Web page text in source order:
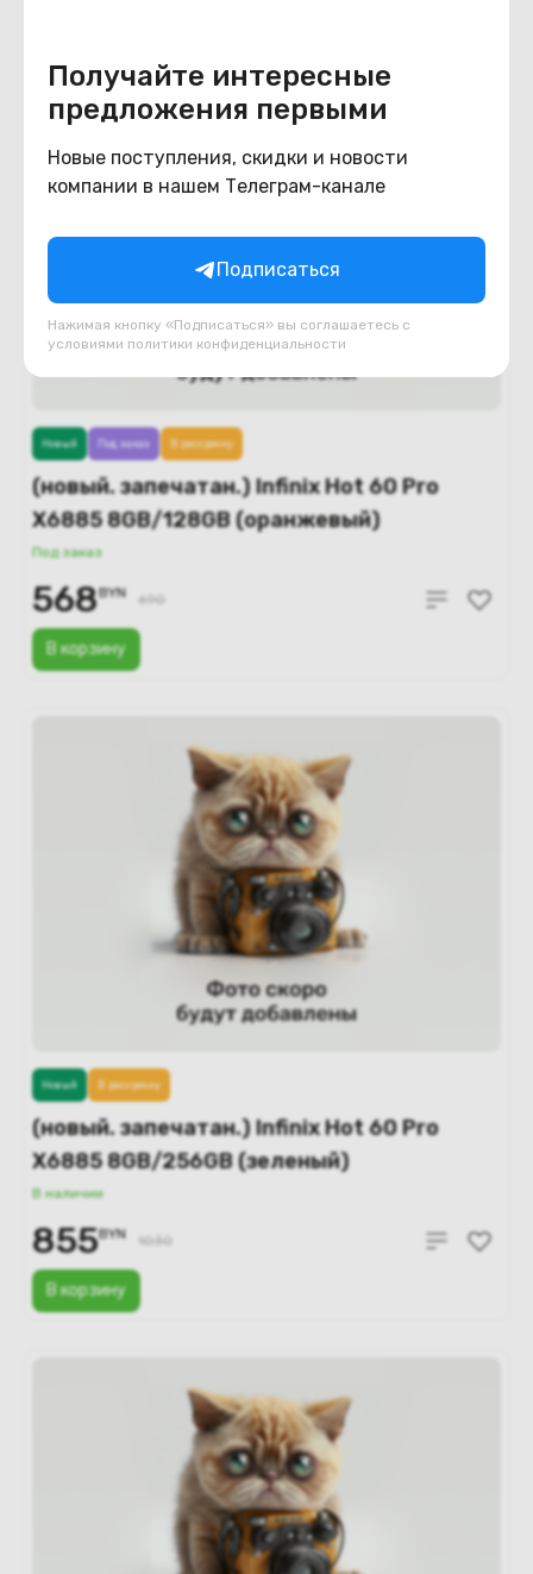
Получайте интересные
предложения первыми
Новые поступления, скидки и новости
компании в нашем Телеграм-канале
Подписаться
Нажимая кнопку «Подписаться» вы соглашаетесь с
условиями политики конфиденциальности
(новый. запечатан.) Infinix Hot 60 Pro
X6885 8GB/128GB (оранжевый)
Под заказ
В корзину
Новый Под заказ В рассрочку
568BYN 690
(новый. запечатан.) Infinix Hot 60 Pro
X6885 8GB/256GB (зеленый)
В наличии
В корзину
Новый В рассрочку
855BYN 1030